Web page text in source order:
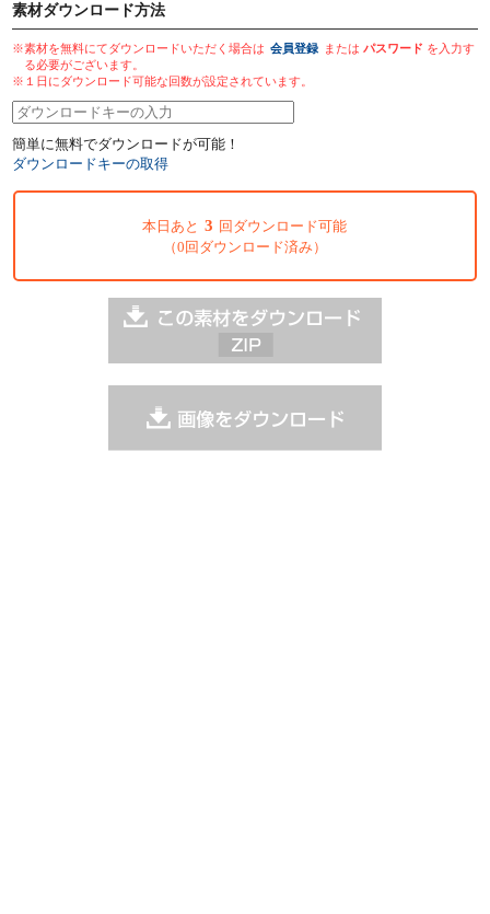
素材ダウンロード方法
※素材を無料にてダウンロードいただく場合は 会員登録 またはパスワード を入力す
る必要がございます。
※１日にダウンロード可能な回数が設定されています。
簡単に無料でダウンロードが可能！
ダウンロードキーの取得
本日あと 3 回ダウンロード可能
（0回ダウンロード済み）